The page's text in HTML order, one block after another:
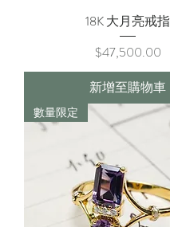
18K 大月亮戒指
價格
$47,500.00
新增至購物車
數量限定